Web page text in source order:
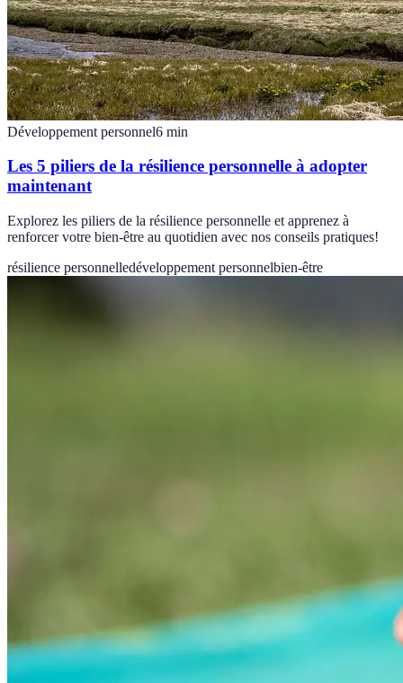
Développement personnel6 min
Les 5 piliers de la résilience personnelle à adopter
maintenant
Explorez les piliers de la résilience personnelle et apprenez à
renforcer votre bien-être au quotidien avec nos conseils pratiques!
résilience personnelledéveloppement personnelbien-être